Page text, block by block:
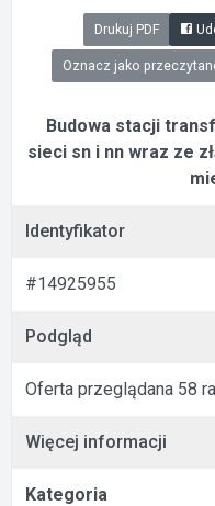
Drukuj PDF
Oznacz jako
Budowa stacji
sieci sn i nn wraz ze
Identyfikator
#14925955
Podgląd
Oferta przeglądana 58
Więcej informacji
Kategoria